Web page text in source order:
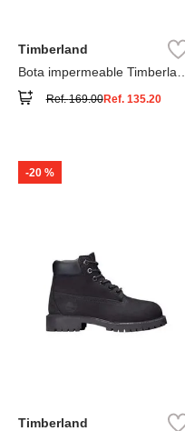
Timberland
Bota impermeable Timberland
Ref.169.00Ref. 135.20
-20 %
Timberland